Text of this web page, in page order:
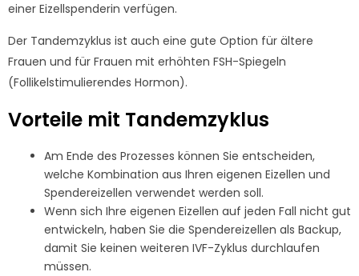
einer Eizellspenderin verfügen.
Der Tandemzyklus ist auch eine gute Option für ältere
Frauen und für Frauen mit erhöhten FSH-Spiegeln
(Follikelstimulierendes Hormon).
Vorteile mit Tandemzyklus
Am Ende des Prozesses können Sie entscheiden,
welche Kombination aus Ihren eigenen Eizellen und
Spendereizellen verwendet werden soll.
Wenn sich Ihre eigenen Eizellen auf jeden Fall nicht gut
entwickeln, haben Sie die Spendereizellen als Backup,
damit Sie keinen weiteren IVF-Zyklus durchlaufen
müssen.